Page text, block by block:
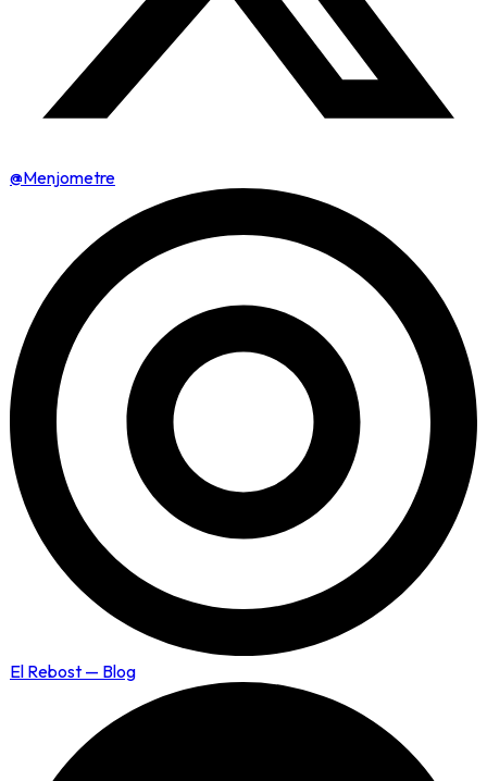
@Menjometre
El Rebost — Blog